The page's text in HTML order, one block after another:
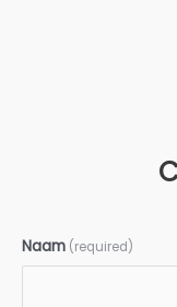
Naam (required)